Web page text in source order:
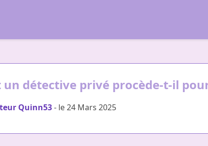
détective privé procède-t-il
Quinn53- le 24 Mars 2025